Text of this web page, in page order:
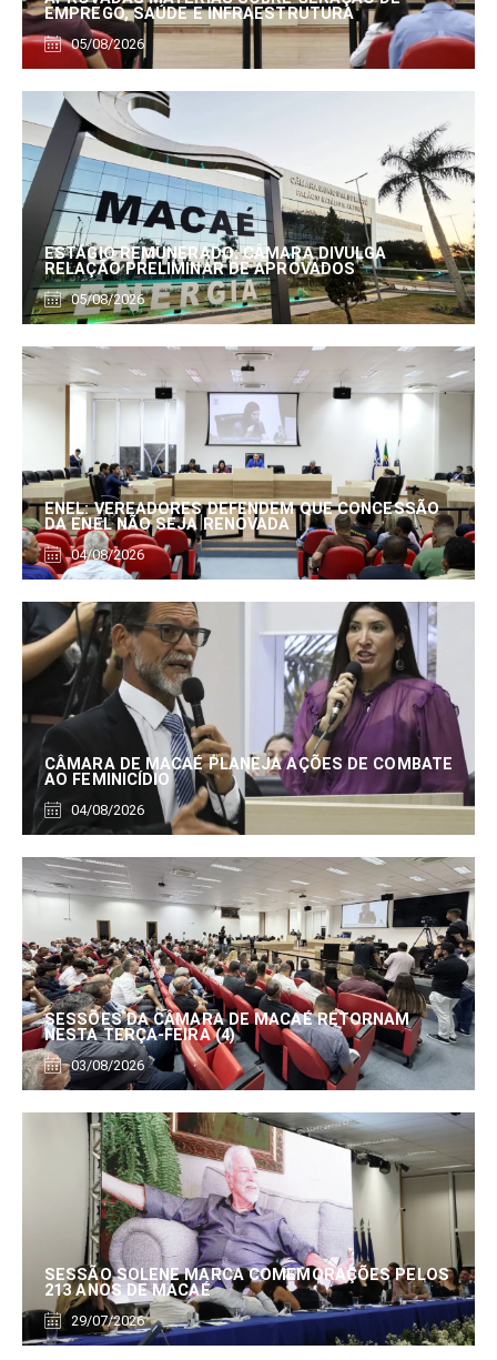
EMPREGO, SAÚDE E INFRAESTRUTURA
05/08/2026
ESTÁGIO REMUNERADO: CÂMARA DIVULGA
RELAÇÃO PRELIMINAR DE APROVADOS
05/08/2026
ENEL: VEREADORES DEFENDEM QUE CONCESSÃO
DA ENEL NÃO SEJA RENOVADA
04/08/2026
CÂMARA DE MACAÉ PLANEJA AÇÕES DE COMBATE
AO FEMINICÍDIO
04/08/2026
SESSÕES DA CÂMARA DE MACAÉ RETORNAM
NESTA TERÇA-FEIRA (4)
03/08/2026
SESSÃO SOLENE MARCA COMEMORAÇÕES PELOS
213 ANOS DE MACAÉ
29/07/2026